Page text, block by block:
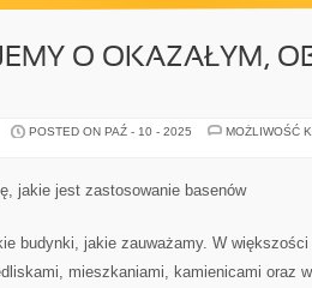
O OKAZAŁYM,
POSTED ON PAŹ - 10 - 2025
MOŻLIWOŚĆ
jakie jest zastosowanie basenów
budynki, jakie zauważamy. W
mieszkaniami, kamienicami oraz